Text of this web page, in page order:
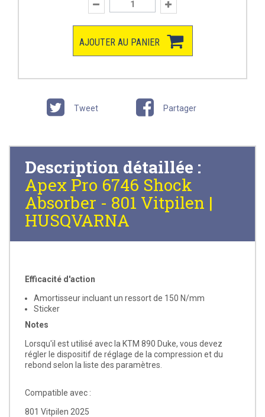
AJOUTER AU PANIER
Tweet Partager
Description détaillée :
Apex Pro 6746 Shock
Absorber - 801 Vitpilen |
HUSQVARNA
Efficacité d'action
Amortisseur incluant un ressort de 150 N/mm
Sticker
Notes
Lorsqu'il est utilisé avec la KTM 890 Duke, vous devez
régler le dispositif de réglage de la compression et du
rebond selon la liste des paramètres.
Compatible avec :
801 Vitpilen 2025